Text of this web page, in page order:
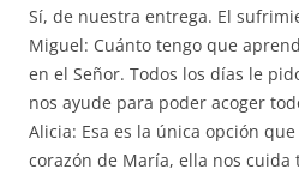
Sí, de nuestra entrega. El
Miguel: Cuánto tengo que
en el Señor. Todos los días le
nos ayude para poder acoger
Alicia: Esa es la única opción
corazón de María, ella nos cuida